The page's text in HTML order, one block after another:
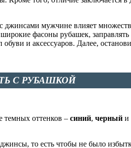
джинсами мужчине влияет
широкие фасоны рубашек,
и аксессуаров. Далее,
С РУБАШКОЙ
темных оттенков – синий, черный и
то есть чтобы не было